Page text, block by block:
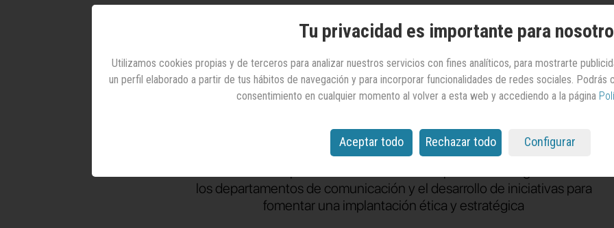
DircomyForo IAimpulsan
el liderazgo de los dircoms
en la transformación
tecnológica
los departamentos de comunicación y el desarrollo de iniciativas para
fomentar una implantación ética y estratégica
Tu privacidad es importante para
Utilizamos cookies propias y de terceros para analizar nuestros servicios con fines analíticos, para mostrarte
un perfil elaborado a partir de tus hábitos de navegación y para incorporar funcionalidades de redes sociales.
consentimiento en cualquier momento al volver a esta web y accediendo a la página
Aceptar todo Rechazar todo Configurar